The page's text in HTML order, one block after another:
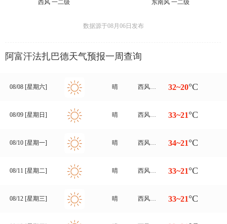
西风 一二级
东南风 一二级
数据源于08月06日发布
阿富汗法扎巴德天气预报一周查询
08/08 [星期六] 晴 西风转东南风 一二级 32~20°C
08/09 [星期日] 晴 西风转东南风 一二级 33~21°C
08/10 [星期一] 晴 西风转东南风 一二级 34~21°C
08/11 [星期二] 晴 西风转南风 一二级 33~21°C
08/12 [星期三] 晴 西风转南风 一二级 33~21°C